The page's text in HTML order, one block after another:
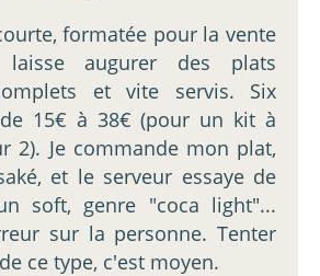
formatée pour la vente
augurer des plats
et vite servis. Six
15€ à 38€ (pour un kit à
2). Je commande mon plat,
et le serveur essaye de
soft, genre "coca light"...
sur la personne. Tenter
ce type, c'est moyen.